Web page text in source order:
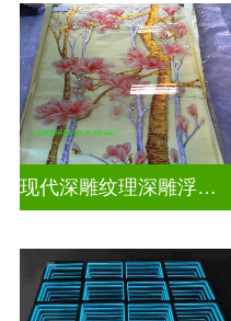
现代深雕纹理深雕浮雕玻璃